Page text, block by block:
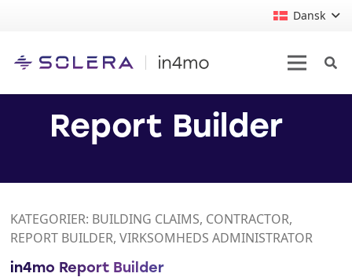
Dansk
Report Builder
KATEGORIER: BUILDING CLAIMS, CONTRACTOR,
REPORT BUILDER, VIRKSOMHEDS ADMINISTRATOR
in4mo Report Builder